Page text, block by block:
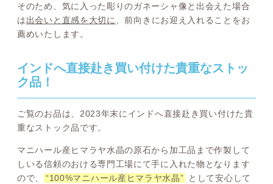
そのため、気に入った彫りのガネーシャ像と出会えた場合
は出会いと直感を大切に
、前向きにお迎え入れることをお
薦めいたします。
インドへ直接赴き買い付けた貴重なストッ
ク品！
ご覧のお品は、2023年末にインドへ直接赴き買い付けた貴
重なストック品です。
マニハール産ヒマラヤ水晶の原石から加工品まで作製して
しいる信頼のおける専門工場にて手に入れた物となります
ので、
“100%マニハール産ヒマラヤ水晶”
として安心して